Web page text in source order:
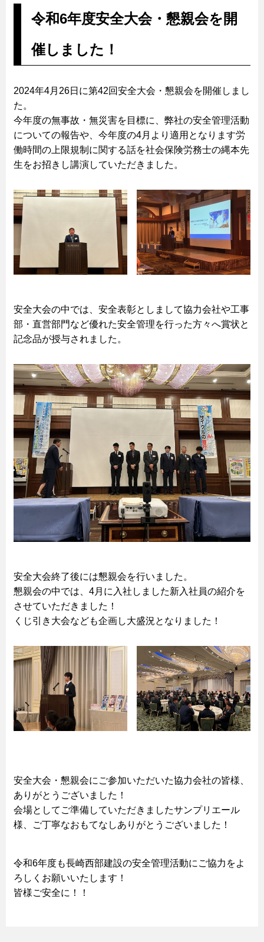
令和6年度安全大会・懇親会を開
催しました！
2024年4月26日に第42回安全大会・懇親会を開催しまし
た。
今年度の無事故・無災害を目標に、弊社の安全管理活動
についての報告や、今年度の4月より適用となります労
働時間の上限規制に関する話を社会保険労務士の縄本先
生をお招きし講演していただきました。
安全大会の中では、安全表彰としまして協力会社や工事
部・直営部門など優れた安全管理を行った方々へ賞状と
記念品が授与されました。
安全大会終了後には懇親会を行いました。
懇親会の中では、4月に入社しました新入社員の紹介を
させていただきました！
くじ引き大会なども企画し大盛況となりました！
安全大会・懇親会にご参加いただいた協力会社の皆様、
ありがとうございました！
会場としてご準備していただきましたサンプリエール
様、ご丁寧なおもてなしありがとうございました！
令和6年度も長崎西部建設の安全管理活動にご協力をよ
ろしくお願いいたします！
皆様ご安全に！！